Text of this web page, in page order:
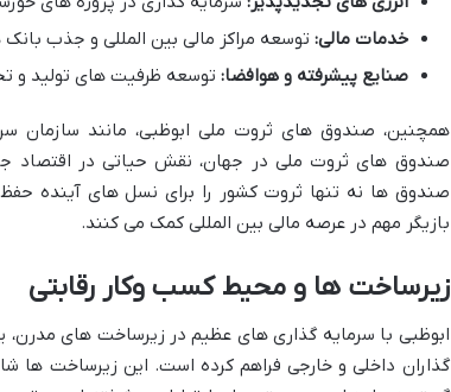
خدمات مالی: توسعه مراکز مالی بین المللی و جذب
صنایع پیشرفته و هوافضا: توسعه ظرفیت های تولید و
صندوق های ثروت ملی در جهان، نقش حیاتی در اقتصاد
صندوق ها نه تنها ثروت کشور را برای نسل های آینده
بازیگر مهم در عرصه مالی بین المللی کمک می کنند.
زیرساخت ها و محیط کسب وکار رقابتی
ابوظبی با سرمایه گذاری های عظیم در زیرساخت های
گذاران داخلی و خارجی فراهم کرده است. این زیرساخت ها